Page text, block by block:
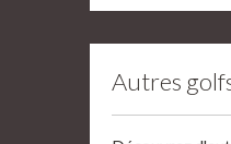
Autres